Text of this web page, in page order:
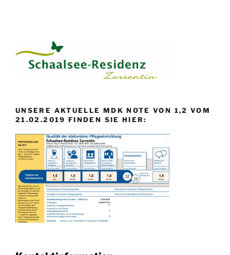
UNSERE AKTUELLE MDK NOTE VON 1,2 VOM
21.02.2019 FINDEN SIE HIER: